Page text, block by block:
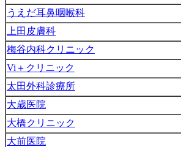
うえだ耳鼻咽喉科
上田皮膚科
梅谷内科クリニック
Vi＋クリニック
太田外科診療所
大歳医院
大橋クリニック
大前医院